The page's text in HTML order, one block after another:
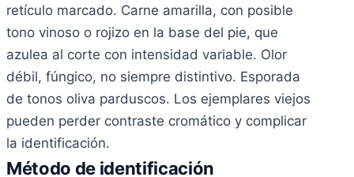
retículo marcado. Carne amarilla, con posible
tono vinoso o rojizo en la base del pie, que
azulea al corte con intensidad variable. Olor
débil, fúngico, no siempre distintivo. Esporada
de tonos oliva parduscos. Los ejemplares viejos
pueden perder contraste cromático y complicar
la identificación.
Método de identificación